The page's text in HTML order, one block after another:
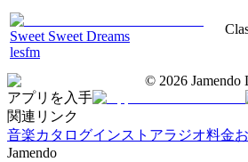
Sweet Sweet Dreams
lesfm
© 2026 Jamendo
アプリを入手
関連リンク
音楽カタログインストアラジオ料金
Jamendo